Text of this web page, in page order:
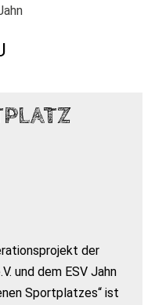
der
und dem ESV Jahn
Sportplatzes“ ist